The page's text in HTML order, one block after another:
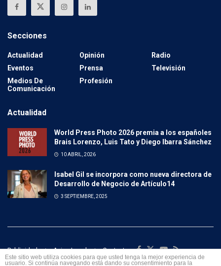
Secciones
Actualidad
Eventos
Medios De
Comunicación
Opinión
Prensa
Profesión
Radio
Televisión
Actualidad
World Press Photo 2026 premia a los españoles
Brais Lorenzo, Luis Tato y Diego Ibarra Sánchez
10 ABRIL, 2026
Isabel Gil se incorpora como nueva directora de
Desarrollo de Negocio de Artículo14
3 SEPTIEMBRE, 2025
Publicidad Aviso Legal Contacto
Este sitio web utiliza cookies para que usted tenga la mejor experiencia de
usuario. Si continúa navegando está dando su consentimiento para la